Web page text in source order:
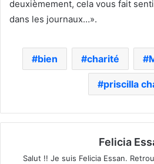
deuxièmement, cela vous fait
dans les journaux…».
bien charité
priscilla
Felicia
Salut !! Je suis Felicia Essan.